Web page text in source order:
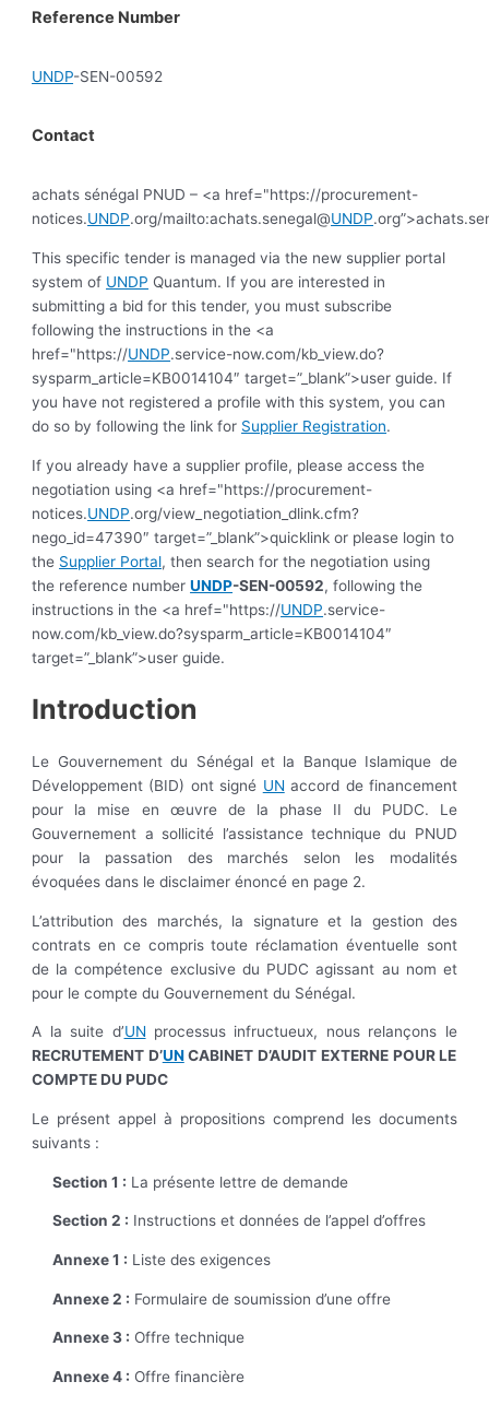
Reference Number
UNDP-SEN-00592
Contact
achats sénégal PNUD – <a href="https://procurement-
notices.UNDP.org/mailto:achats.senegal@UNDP
This specific tender is managed via the new supplier portal
system of UNDP Quantum. If you are interested in
submitting a bid for this tender, you must subscribe
following the instructions in the <a
href="https://UNDP.service-now.com/kb_view.do?
sysparm_article=KB0014104″ target=”_blank”>user guide. If
you have not registered a profile with this system, you can
do so by following the link for Supplier Registration.
If you already have a supplier profile, please access the
negotiation using <a href="https://procurement-
notices.UNDP.org/view_negotiation_dlink.cfm?
nego_id=47390″ target=”_blank”>quicklink or please login to
the Supplier Portal, then search for the negotiation using
the reference numberUNDP-SEN-00592, following the
instructions in the <a href="https://UNDP.service-
now.com/kb_view.do?sysparm_article=KB0014104″
target=”_blank”>user guide.
Introduction
Le Gouvernement du Sénégal et la Banque Islamique de
Développement (BID) ont signé UN accord de financement
pour la mise en œuvre de la phase II du PUDC. Le
Gouvernement a sollicité l’assistance technique du PNUD
pour la passation des marchés selon les modalités
évoquées dans le disclaimer énoncé en page 2.
L’attribution des marchés, la signature et la gestion des
contrats en ce compris toute réclamation éventuelle sont
de la compétence exclusive du PUDC agissant au nom et
pour le compte du Gouvernement du Sénégal.
A la suite d’UN processus infructueux, nous relançons le
RECRUTEMENT D’UNCABINET D’AUDIT EXTERNE POUR LE
COMPTE DU PUDC
Le présent appel à propositions comprend les documents
suivants :
Section 1 : La présente lettre de demande
Section 2 : Instructions et données de l’appel d’offres
Annexe 1 : Liste des exigences
Annexe 2 : Formulaire de soumission d’une offre
Annexe 3 : Offre technique
Annexe 4 : Offre financière